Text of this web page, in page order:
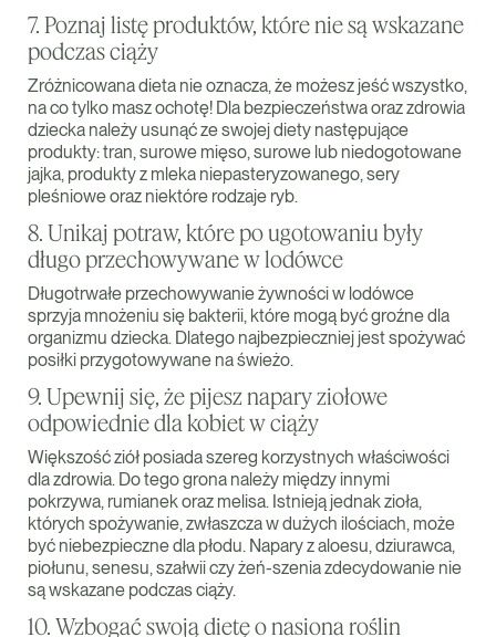
7. Poznaj listę produktów, które nie są wskazane
podczas ciąży
Zróżnicowana dieta nie oznacza, że możesz jeść wszystko,
na co tylko masz ochotę! Dla bezpieczeństwa oraz zdrowia
dziecka należy usunąć ze swojej diety następujące
produkty: tran, surowe mięso, surowe lub niedogotowane
jajka, produkty z mleka niepasteryzowanego, sery
pleśniowe oraz niektóre rodzaje ryb.
8. Unikaj potraw, które po ugotowaniu były
długo przechowywane w lodówce
Długotrwałe przechowywanie żywności w lodówce
sprzyja mnożeniu się bakterii, które mogą być groźne dla
organizmu dziecka. Dlatego najbezpieczniej jest spożywać
posiłki przygotowywane na świeżo.
9. Upewnij się, że pijesz napary ziołowe
odpowiednie dla kobiet w ciąży
Większość ziół posiada szereg korzystnych właściwości
dla zdrowia. Do tego grona należy między innymi
pokrzywa, rumianek oraz melisa. Istnieją jednak zioła,
których spożywanie, zwłaszcza w dużych ilościach, może
być niebezpieczne dla płodu. Napary z aloesu, dziurawca,
piołunu, senesu, szałwii czy żeń-szenia zdecydowanie nie
są wskazane podczas ciąży.
10. Wzbogać swoją dietę o nasiona roślin